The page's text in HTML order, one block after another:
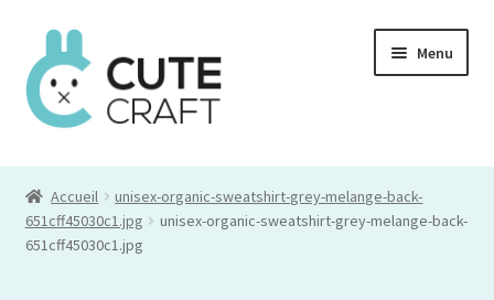
Aller
à
la
navigation
Aller
au
contenu
Menu
Commande
Accueil
unisex-organic-sweatshirt-grey-melange-back-
651cff45030c1.jpg
unisex-organic-sweatshirt-grey-melange-back-
651cff45030c1.jpg